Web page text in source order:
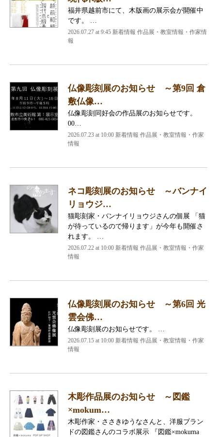
福井県越前市にて、木版画の展示会が開催中
です。 …
2026.07.27 at 9:45 新着情報 作品展・教室情報・作家情
報
仏像彫刻展のお知らせ ～第9回 倉
敷仏像…
仏像彫刻同好会の作品展のお知らせです。
00…
2026.07.23 at 10:00 新着情報 作品展・教室情報・作家
情報
ネコ彫刻展のお知らせ ～バンナイ
リョウジ…
猫彫刻家・バンナイリョウジさんの個展 「猫
が待っているので帰ります」が今年も開催さ
れます。 …
2026.07.22 at 10:00 新着情報 作品展・教室情報・作家
情報
仏像彫刻展のお知らせ ～第6回 光
雲会佛…
仏像彫刻展のお知らせです。 …
2026.07.15 at 10:00 新着情報 作品展・教室情報・作家
情報
木彫作品展のお知らせ ～図鑑
×mokum…
木彫作家・ささきゆうなさんと、洋服ブラン
ドの図鑑さんのコラボ展示 『図鑑×mokuma